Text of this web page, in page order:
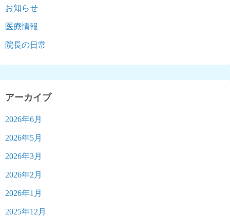
お知らせ
医療情報
院長の日常
アーカイブ
2026年6月
2026年5月
2026年3月
2026年2月
2026年1月
2025年12月